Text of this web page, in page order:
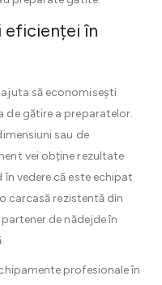
eficienței în
să economisești
gătire a preparatelor.
sau de
vei obține rezultate
vedere că este echipat
carcasă rezistentă din
de nădejde în
profesionale în